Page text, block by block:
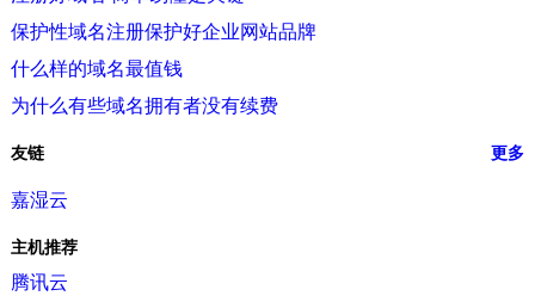
保护性域名注册保护好企业网站品牌
什么样的域名最值钱
为什么有些域名拥有者没有续费
友链 更多
嘉湿云
主机推荐
腾讯云